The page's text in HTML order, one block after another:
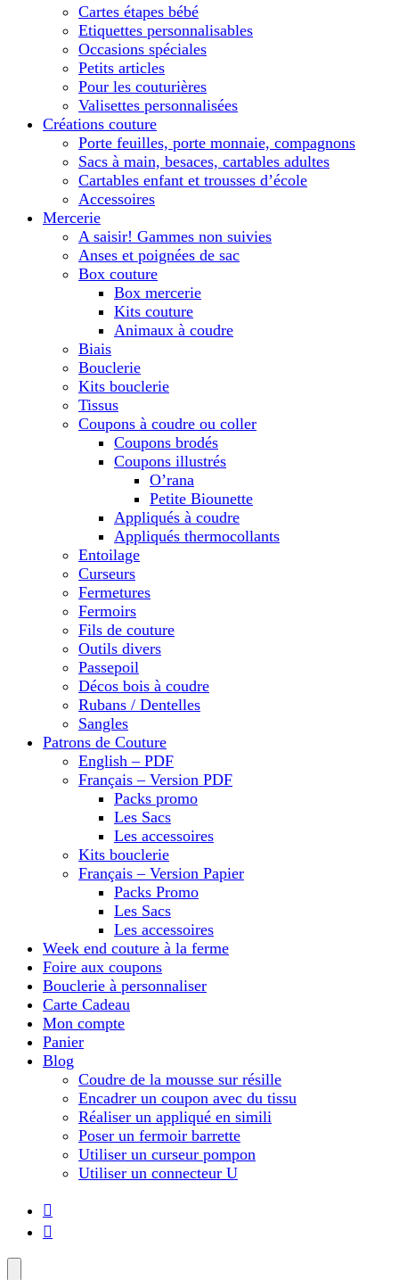
Cartes étapes bébé
Etiquettes personnalisables
Occasions spéciales
Petits articles
Pour les couturières
Valisettes personnalisées
Créations couture
Porte feuilles, porte monnaie, compagnons
Sacs à main, besaces, cartables adultes
Cartables enfant et trousses d’école
Accessoires
Mercerie
A saisir! Gammes non suivies
Anses et poignées de sac
Box couture
Box mercerie
Kits couture
Animaux à coudre
Biais
Bouclerie
Kits bouclerie
Tissus
Coupons à coudre ou coller
Coupons brodés
Coupons illustrés
O’rana
Petite Biounette
Appliqués à coudre
Appliqués thermocollants
Entoilage
Curseurs
Fermetures
Fermoirs
Fils de couture
Outils divers
Passepoil
Décos bois à coudre
Rubans / Dentelles
Sangles
Patrons de Couture
English – PDF
Français – Version PDF
Packs promo
Les Sacs
Les accessoires
Kits bouclerie
Français – Version Papier
Packs Promo
Les Sacs
Les accessoires
Week end couture à la ferme
Foire aux coupons
Bouclerie à personnaliser
Carte Cadeau
Mon compte
Panier
Blog
Coudre de la mousse sur résille
Encadrer un coupon avec du tissu
Réaliser un appliqué en simili
Poser un fermoir barrette
Utiliser un curseur pompon
Utiliser un connecteur U